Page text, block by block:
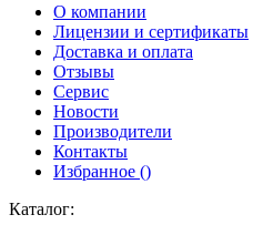
О компании
Лицензии и сертификаты
Доставка и оплата
Отзывы
Сервис
Новости
Производители
Контакты
Избранное ()
Каталог: